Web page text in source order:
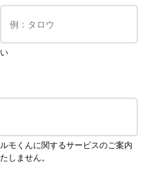
モくんに関するサービスのご案内
しません。